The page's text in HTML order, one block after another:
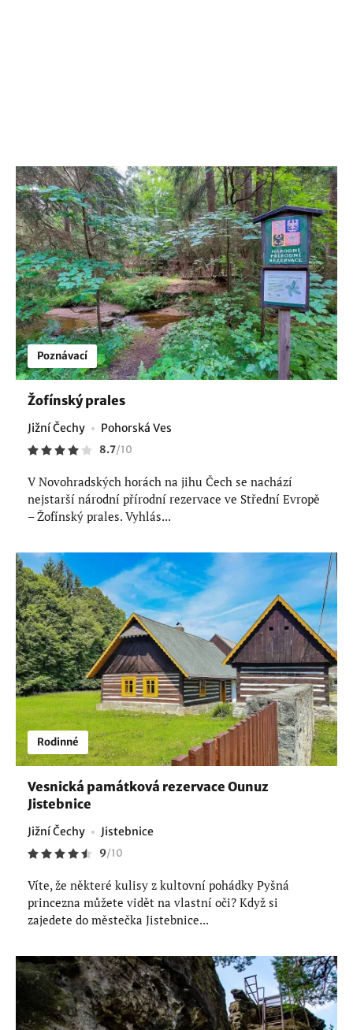
Poznávací
Žofínský prales
Jižní Čechy Pohorská Ves
8.7/10
V Novohradských horách na jihu Čech se nachází
nejstarší národní přírodní rezervace ve Střední Evropě
– Žofínský prales. Vyhlás...
Rodinné
Vesnická památková rezervace Ounuz
Jistebnice
Jižní Čechy Jistebnice
9/10
Víte, že některé kulisy z kultovní pohádky Pyšná
princezna můžete vidět na vlastní oči? Když si
zajedete do městečka Jistebnice...